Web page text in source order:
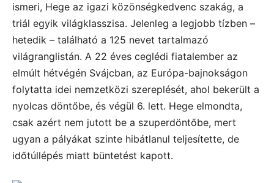
ismeri, Hege az igazi közönségkedvenc szakág, a
triál egyik világklasszisa. Jelenleg a legjobb tízben –
hetedik – található a 125 nevet tartalmazó
világranglistán. A 22 éves ceglédi fiatalember az
elmúlt hétvégén Svájcban, az Európa-bajnokságon
folytatta idei nemzetközi szereplését, ahol bekerült a
nyolcas döntőbe, és végül 6. lett. Hege elmondta,
csak azért nem jutott be a szuperdöntőbe, mert
ugyan a pályákat szinte hibátlanul teljesítette, de
időtúllépés miatt büntetést kapott.